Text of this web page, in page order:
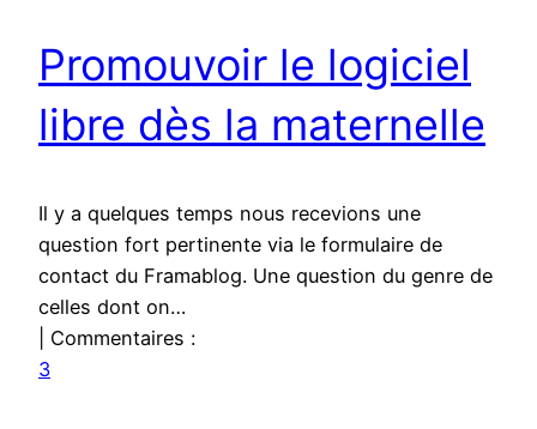
Promouvoir le logiciel
libre dès la maternelle
Il y a quelques temps nous recevions une
question fort pertinente via le formulaire de
contact du Framablog. Une question du genre de
celles dont on…
| Commentaires :
3